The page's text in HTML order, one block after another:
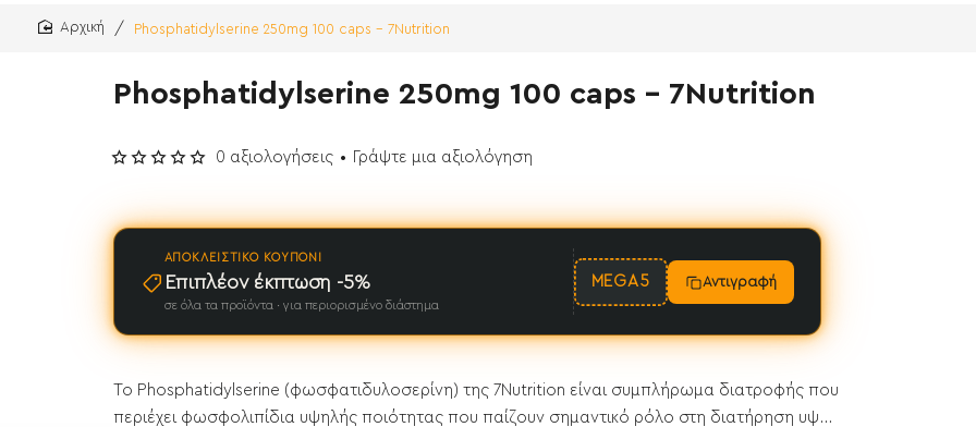
Phosphatidylserine 250mg 100 caps - 7Nutrition
Phosphatidylserine 250mg 100 caps - 7Nutrition
ΑΠΟΚΛΕΙΣΤΙΚΌ ΚΟΥΠΌΝΙ
Επιπλέον έκπτωση -5%
σε όλα τα προϊόντα · για περιορισμένο διάστημα
MEGA5 Αντιγραφή
Το Phosphatidylserine (φωσφατιδυλοσερίνη) της 7Nutrition είναι συμπλήρωμα διατροφής που
περιέχει φωσφολιπίδια υψηλής ποιότητας που παίζουν σημαντικό ρόλο στη διατήρηση υψ...
0 αξιολογήσεις • Γράψτε μια αξιολόγηση